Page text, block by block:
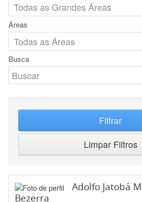
Áreas
Busca
Filtrar
Limpar Filtros
Adolfo Jatobá
Bezerra